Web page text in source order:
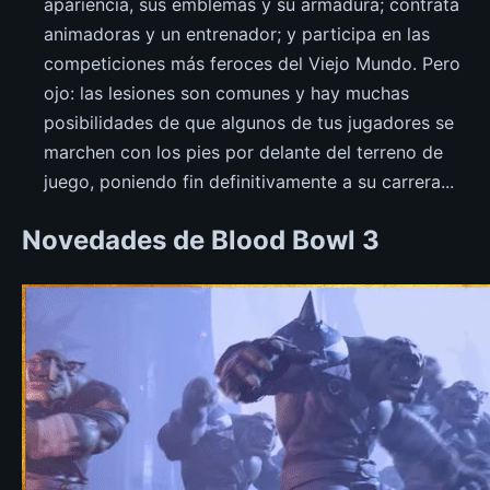
animadoras y un entrenador; y participa en las
competiciones más feroces del Viejo Mundo. Pero
ojo: las lesiones son comunes y hay muchas
posibilidades de que algunos de tus jugadores se
marchen con los pies por delante del terreno de
juego, poniendo fin definitivamente a su carrera...
Novedades de Blood Bowl 3